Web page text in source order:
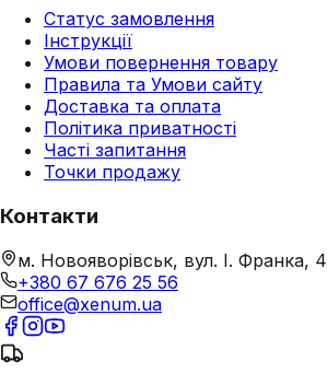
Статус замовлення
Інструкції
Умови повернення товару
Правила та Умови сайту
Доставка та оплата
Політика приватності
Часті запитання
Точки продажу
Контакти
м. Новояворівськ, вул. І. Франка, 4
+380 67 676 25 56
office@xenum.ua